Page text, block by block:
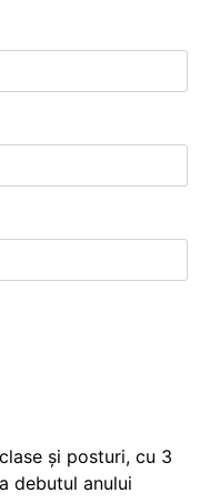
și posturi, cu 3
debutul anului